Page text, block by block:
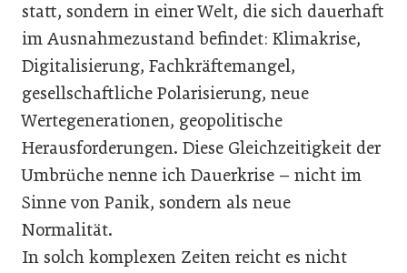
statt, sondern in einer Welt, die sich dauerhaft
im Ausnahmezustand befindet: Klimakrise,
Digitalisierung, Fachkräftemangel,
gesellschaftliche Polarisierung, neue
Wertegenerationen, geopolitische
Herausforderungen. Diese Gleichzeitigkeit der
Umbrüche nenne ich Dauerkrise – nicht im
Sinne von Panik, sondern als neue
Normalität.
In solch komplexen Zeiten reicht es nicht